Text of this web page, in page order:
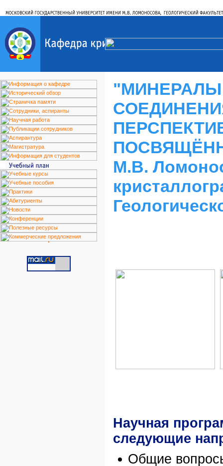
М.В.
Научная
следующие
Общие